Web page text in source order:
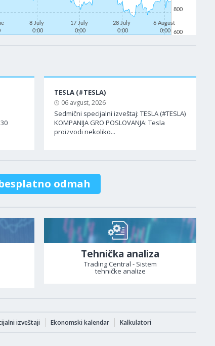
8 July
0:00
17 July
0:00
28 July
0:00
6 August
0:00 600
800
TESLA (#TESLA)
06 avgust, 2026
Sedmični specijalni izveštaj: TESLA (#TESLA)
KOMPANIJA GRO POSLOVANJA: Tesla
proizvodi nekoliko...
odmah
Tehnička analiza
Trading Central - Sistem
tehničke analize
izveštaji Ekonomski kalendar Kalkulatori